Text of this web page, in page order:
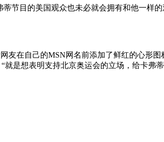
节目的美国观众也未必就会拥有和他一样
友在自己的MSN网名前添加了鲜红的心形
是想表明支持北京奥运会的立场，给卡弗